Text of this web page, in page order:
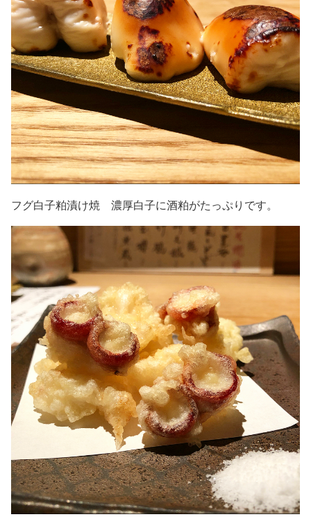
フグ白子粕漬け焼 濃厚白子に酒粕がたっぷりです。